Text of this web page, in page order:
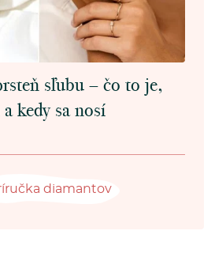
sľubu – čo to je,
kedy sa nosí
diamantov